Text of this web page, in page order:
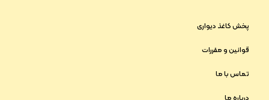
پخش کاغذ دیواری
قوانین و مقررات
تماس با ما